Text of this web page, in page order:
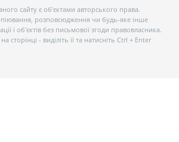
сайту є об’єктами авторського права.
розповсюдження чи будь-яке інше
і об’єктів без письмової згоди правовласника.
- виділіть її та натисніть Ctrl + Enter